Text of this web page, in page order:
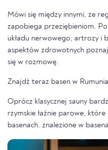
Mówi się między innymi, że
zapobiega przeziębieniom.
układu nerwowego, artrozy i
aspektów zdrowotnych
się w rozmowę.
Znajdź teraz basen w
Oprócz klasycznej sauny
rzymskie łaźnie parowe,
basenach. znalezione w